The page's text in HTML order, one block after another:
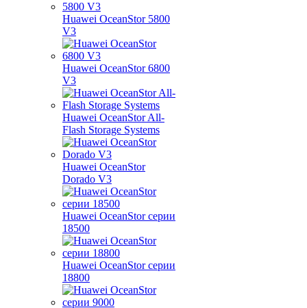
Huawei OceanStor 5800
V3
Huawei OceanStor 6800
V3
Huawei OceanStor All-
Flash Storage Systems
Huawei OceanStor
Dorado V3
Huawei OceanStor серии
18500
Huawei OceanStor серии
18800